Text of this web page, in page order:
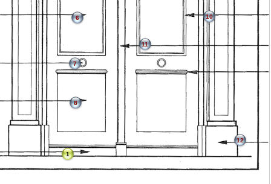
1
6
7
8
10
11
12